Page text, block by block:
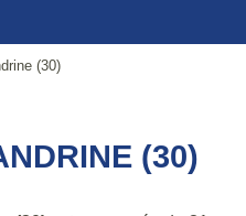
(30)
(30)